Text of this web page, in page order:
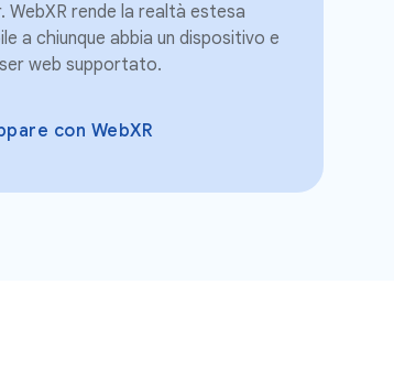
WebXR rende la realtà estesa
a chiunque abbia un dispositivo e
web supportato.
con WebXR